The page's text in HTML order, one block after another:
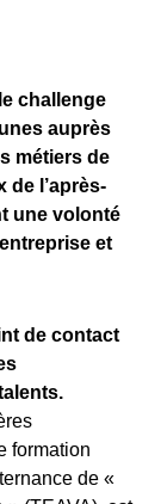
challenge
auprès
métiers de
de l’après-
une volonté
et
de contact
formation
de «